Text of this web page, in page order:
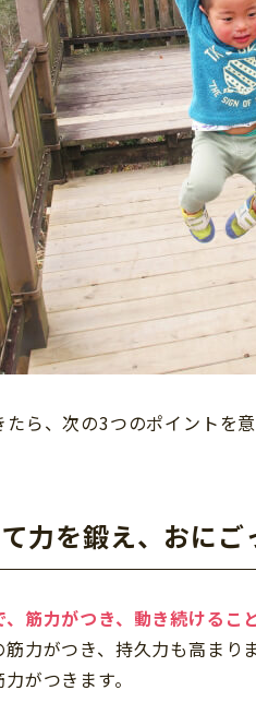
ら、次の3つのポイントを
力を鍛え、おにご
筋力がつき、動き続けるこ
力がつき、持久力も高ま
がつきます。